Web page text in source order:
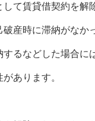
して賃貸借契約を解
破産時に滞納がなか
するなどした場合に
あります。